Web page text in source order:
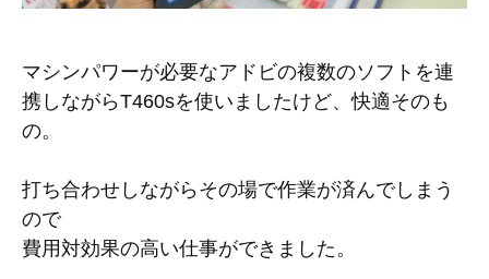
マシンパワーが必要なアドビの複数のソフトを連
携しながらT460sを使いましたけど、快適そのも
の。
打ち合わせしながらその場で作業が済んでしまう
ので
費用対効果の高い仕事ができました。